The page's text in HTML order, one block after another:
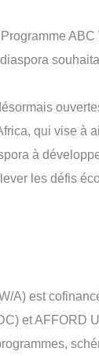
ABC
qui vise à
à
les défis
A) est
et AFFORD